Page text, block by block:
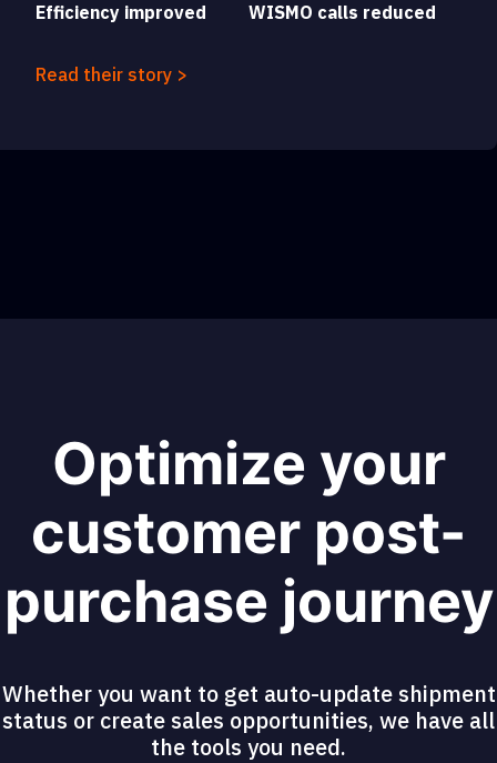
Efficiency improved WISMO calls reduced
Read their story >
Optimize your
customer post-
purchase journey
Whether you want to get auto-update shipment
status or create sales opportunities, we have all
the tools you need.